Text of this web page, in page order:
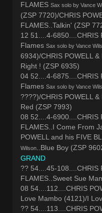
FLAMES Sax solo by Vance
(ZSP 7720)/CHRIS
FLAMES..Talkin' (ZSP
12 51....4-6850....CHRIS
Flames Sax solo by Vance
6934)/CHRIS POWELL
Right ! (ZSP 6935)
04 52....4-6875....CHRIS
Flames Sax solo by Vance
????)/CHRIS POWELL
Red (ZSP 7993)
08 52....4-6900....CHRIS
FLAMES..I Come From
POWELL and his FIVE
Wilson
..Blue Boy (ZSP
GRAND
?? 54....45-108....CHRIS
FLAMES..Sweet Sue
08 54....112....CHRIS
Love Mambo (4121)/I
?? 54....113....CHRIS